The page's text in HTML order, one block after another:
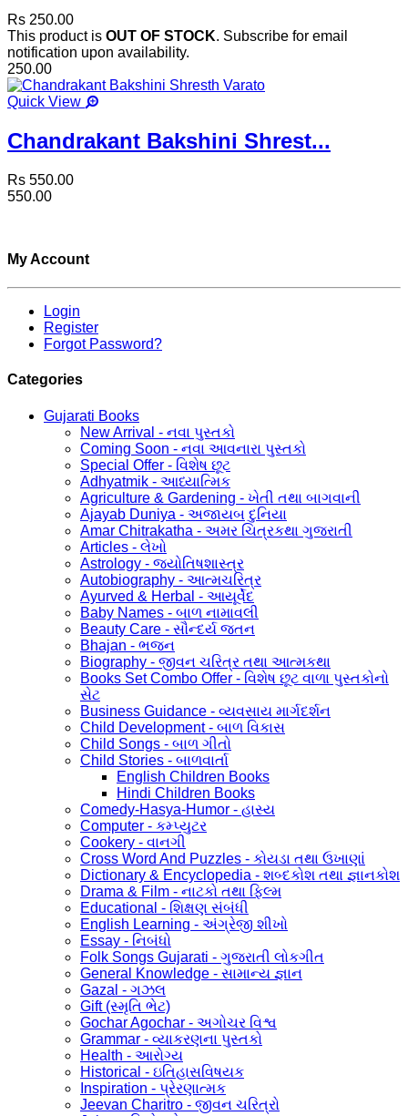
Rs 250.00
This product is OUT OF STOCK. Subscribe for email
notification upon availability.
250.00
Quick View
Chandrakant Bakshini Shrest...
Rs 550.00
550.00
My Account
Login
Register
Forgot Password?
Categories
Gujarati Books
New Arrival - નવા પુસ્તકો
Coming Soon - નવા આવનારા પુસ્તકો
Special Offer - વિશેષ છૂટ
Adhyatmik - આધ્યાત્મિક
Agriculture & Gardening - ખેતી તથા બાગવાની
Ajayab Duniya - અજાયબ દુનિયા
Amar Chitrakatha - અમર ચિત્રકથા ગુજરાતી
Articles - લેખો
Astrology - જ્યોતિષશાસ્ત્ર
Autobiography - આત્મચરિત્ર
Ayurved & Herbal - આયૂર્વેદ
Baby Names - બાળ નામાવલી
Beauty Care - સૌન્દર્ય જતન
Bhajan - ભજન
Biography - જીવન ચરિત્ર તથા આત્મકથા
Books Set Combo Offer - વિશેષ છૂટ વાળા પુસ્તકોનો
સેટ
Business Guidance - વ્યવસાય માર્ગદર્શન
Child Development - બાળ વિકાસ
Child Songs - બાળ ગીતો
Child Stories - બાળવાર્તા
English Children Books
Hindi Children Books
Comedy-Hasya-Humor - હાસ્ય
Computer - કમ્પ્યુટર
Cookery - વાનગી
Cross Word And Puzzles - કોયડા તથા ઉખાણાં
Dictionary & Encyclopedia - શબ્દકોશ તથા જ્ઞાનકોશ
Drama & Film - નાટકો તથા ફિલ્મ
Educational - શિક્ષણ સંબંધી
English Learning - અંગ્રેજી શીખો
Essay - નિબંધો
Folk Songs Gujarati - ગુજરાતી લોકગીત
General Knowledge - સામાન્ય જ્ઞાન
Gazal - ગઝલ
Gift (સ્મૃતિ ભેટ)
Gochar Agochar - અગોચર વિશ્વ
Grammar - વ્યાકરણના પુસ્તકો
Health - આરોગ્ય
Historical - ઇતિહાસવિષયક
Inspiration - પ્રેરણાત્મક
Jeevan Charitro - જીવન ચરિત્રો